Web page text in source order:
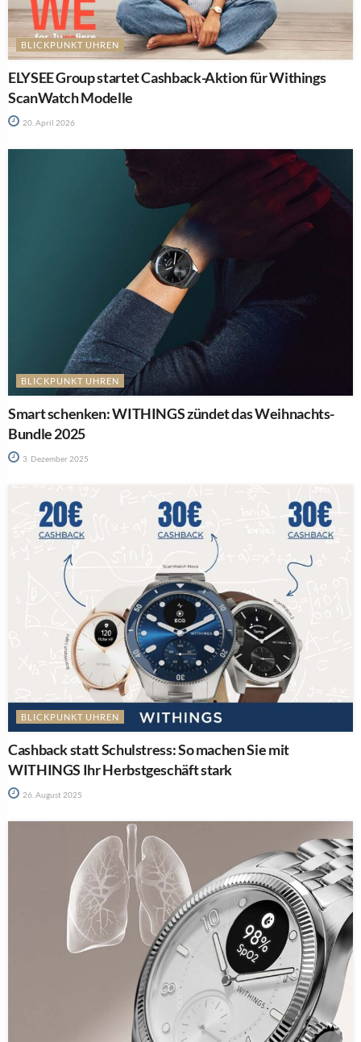
BLICKPUNKT UHREN
ELYSEE Group startet Cashback-Aktion für Withings
ScanWatch Modelle
20. April 2026
BLICKPUNKT UHREN
Smart schenken: WITHINGS zündet das Weihnachts-
Bundle 2025
3. Dezember 2025
BLICKPUNKT UHREN
Cashback statt Schulstress: So machen Sie mit
WITHINGS Ihr Herbstgeschäft stark
26. August 2025